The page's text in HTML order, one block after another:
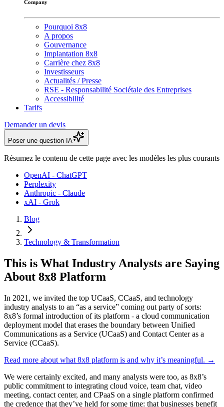
Company
Pourquoi 8x8
A propos
Gouvernance
Implantation 8x8
Carrière chez 8x8
Investisseurs
Actualités / Presse
RSE - Responsabilité Sociétale des Entreprises
Accessibilité
Tarifs
Demander un devis
Poser une question IA
Résumez le contenu de cette page avec les modèles les plus courants
OpenAI - ChatGPT
Perplexity
Anthropic - Claude
xAI - Grok
Blog
Technology & Transformation
This is What Industry Analysts are Saying
About 8x8 Platform
In 2021, we invited the top UCaaS, CCaaS, and technology
industry analysts to an “as a service” coming out party of sorts:
8x8’s formal introduction of its platform - a cloud communication
deployment model that erases the boundary between Unified
Communications as a Service (UCaaS) and Contact Center as a
Service (CCaaS).
Read more about what 8x8 platform is and why it’s meaningful. →
We were certainly excited, and many analysts were too, as 8x8’s
public commitment to integrating cloud voice, team chat, video
meeting, contact center, and CPaaS on a single platform confirmed
the credence that they’ve held for some time: that businesses benefit